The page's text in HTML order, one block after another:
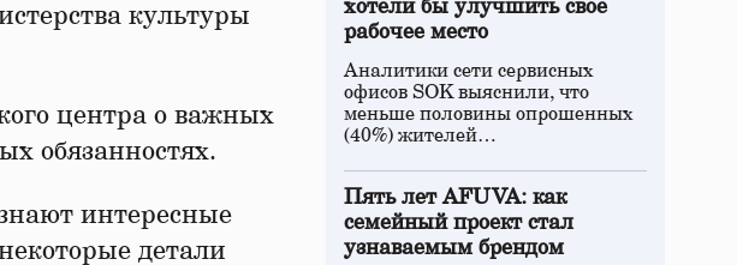
культуры
центра о важных
обязанностях.
интересные
детали
хотели бы улучшить свое
рабочее место
Аналитики сети сервисных
офисов SOK выяснили, что
меньше половины опрошенных
(40%) жителей…
Пять лет AFUVA: как
семейный проект стал
узнаваемым брендом